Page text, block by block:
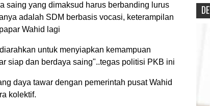
saing yang dimaksud harus berbanding lurus
adalah SDM berbasis vocasi, keterampilan
Wahid lagi
untuk menyiapkan kemampuan
siap dan berdaya saing"..tegas politisi PKB ini
daya tawar dengan pemerintah pusat Wahid
kolektif.